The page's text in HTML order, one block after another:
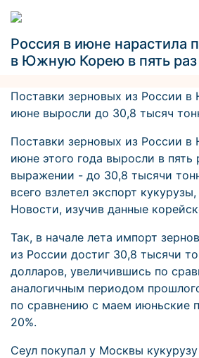
Россия в июне нарастила
в Южную Корею в пять раз
Поставки зерновых из России
июне выросли до 30,8 тысяч
Поставки зерновых из России
июне этого года выросли в пять
выражении - до 30,8 тысячи
всего взлетел экспорт
Новости, изучив данные
Так, в начале лета импорт
из России достиг 30,8 тысячи
долларов, увеличившись по
аналогичным периодом
по сравнению с маем июньские
20%.
Сеул покупал у Москвы